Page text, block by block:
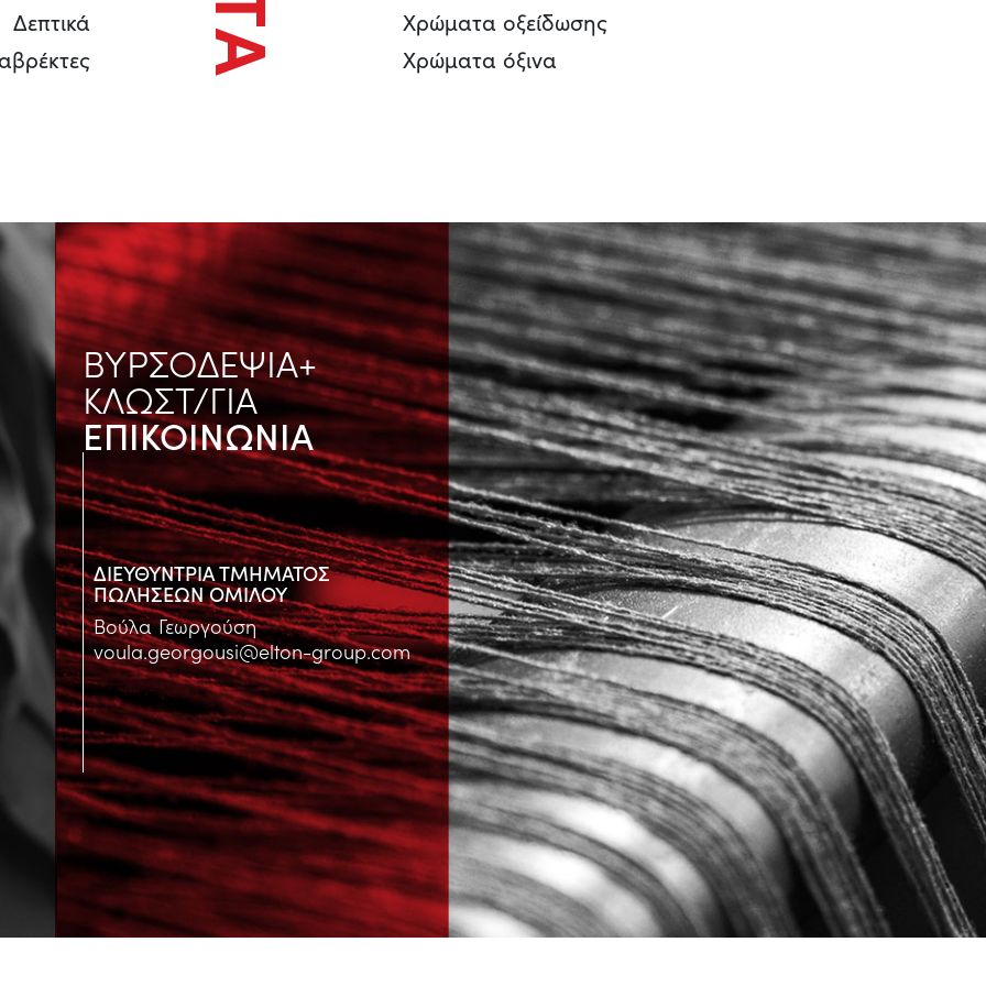
Δεπτικά
Χρώματα οξείδωσης
Χρώματα όξινα
ΒΥΡΣΟΔΕΨΙΑ+
ΚΛΩΣΤ/ΓΙΑ
ΕΠΙΚΟΙΝΩΝΙΑ
ΔΙΕΥΘΥΝΤΡΙΑ ΤΜΗΜΑΤΟΣ
ΠΩΛΗΣΕΩΝ ΟΜΙΛΟΥ
Βούλα Γεωργούση
voula.georgousi@elton-group.com